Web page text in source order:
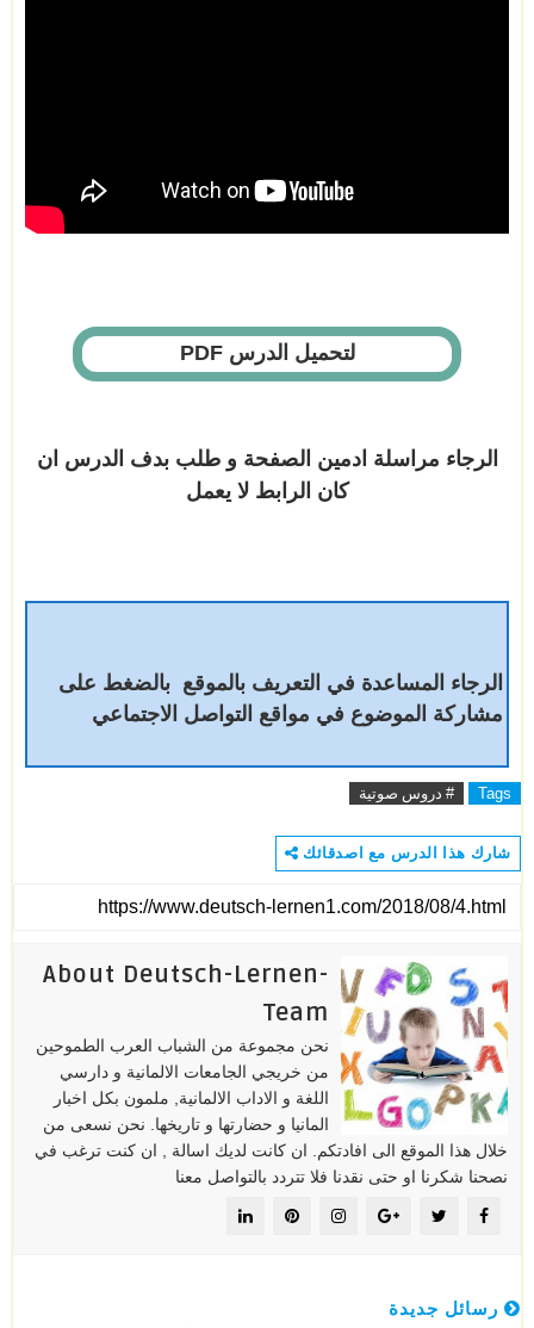
لتحميل الدرس PDF
الرجاء مراسلة ادمين الصفحة و طلب بدف الدرس ان
كان الرابط لا يعمل
الرجاء المساعدة في التعريف بالموقع بالضغط على
مشاركة الموضوع في مواقع التواصل الاجتماعي
Tags # دروس صوتية
شارك هذا الدرس مع اصدقائك
About Deutsch-Lernen-
Team
نحن مجموعة من الشباب العرب الطموحين
من خريجي الجامعات الالمانية و دارسي
اللغة و الاداب الالمانية, ملمون بكل اخبار
المانيا و حضارتها و تاريخها. نحن نسعى من
خلال هذا الموقع الى افادتكم. ان كانت لديك اسالة , ان كنت ترغب في
نصحنا شكرنا او حتى نقدنا فلا تتردد بالتواصل معنا
رسائل جديدة